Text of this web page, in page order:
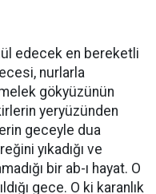
edecek en bereketli
nurlarla
gökyüzünün
yeryüzünden
geceyle dua
yıkadığı ve
bir ab-ı hayat. O
gece. O ki karanlık